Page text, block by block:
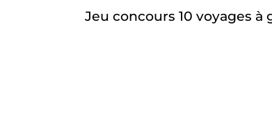
Jeu concours 10 voyages à